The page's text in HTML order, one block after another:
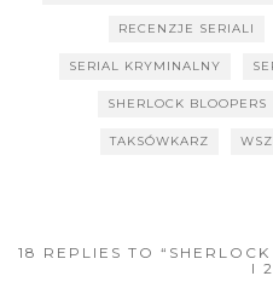
RECENZJE SERIALI
SERIAL KRYMINALNY
SHERLOCK BLOOPERS
TAKSÓWKARZ
18 REPLIES TO
I